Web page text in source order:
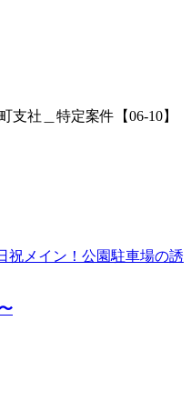
支社＿特定案件【06-10】
祝メイン！公園駐車場の誘